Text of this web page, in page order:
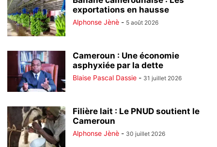
exportations en hausse
Alphonse Jènè - 5 août 2026
Cameroun : Une économie
asphyxiée par la dette
Blaise Pascal Dassie - 31 juillet 2026
Filière lait : Le PNUD soutient le
Cameroun
Alphonse Jènè - 30 juillet 2026